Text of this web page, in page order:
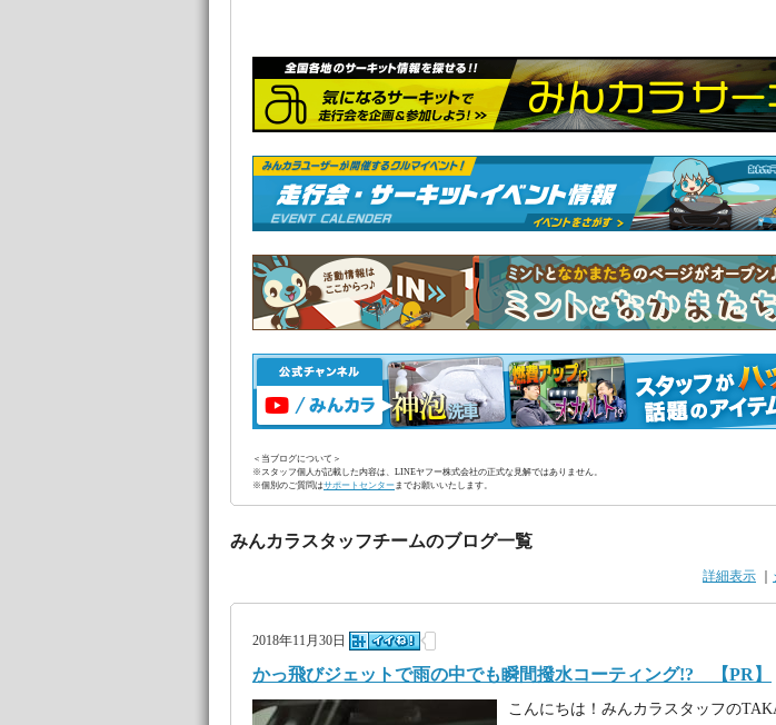
＜当ブログについて＞
※スタッフ個人が記載した内容は、LINEヤフー株式会社の正式な見解ではありません。
※個別のご質問はサポートセンターまでお願いいたします。
みんカラスタッフチームのブログ一覧
詳細表示
2018年11月30日
かっ飛びジェットで雨の中でも瞬間撥水コーティング!? 【PR】
こんにちは！みんカラスタッフの